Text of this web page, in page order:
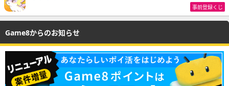
事前登録くじ
Game8からのお知らせ